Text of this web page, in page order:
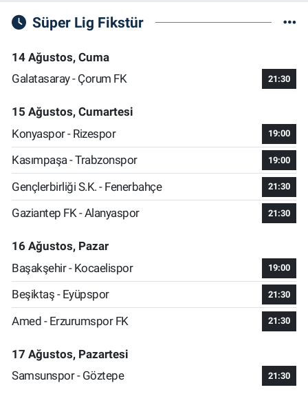
Süper Lig Fikstür
14 Ağustos, Cuma
Galatasaray - Çorum FK
21:30
15 Ağustos, Cumartesi
Konyaspor - Rizespor
19:00
Kasımpaşa - Trabzonspor 19:00
Gençlerbirliği S.K. - Fenerbahçe 21:30
Gaziantep FK - Alanyaspor 21:30
16 Ağustos, Pazar
Başakşehir - Kocaelispor
19:00
Beşiktaş - Eyüpspor 21:30
Amed - Erzurumspor FK 21:30
17 Ağustos, Pazartesi
Samsunspor - Göztepe
21:30